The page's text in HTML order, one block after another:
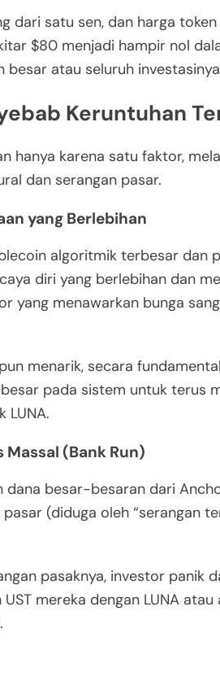
dari satu sen, dan harga token
$80 menjadi hampir nol
besar atau seluruh
Keruntuhan
hanya karena satu faktor,
dan serangan pasar.
yang Berlebihan
algoritmik terbesar dan
diri yang berlebihan dan
yang menawarkan bunga
menarik, secara
pada sistem untuk terus
LUNA.
(Bank Run)
dana besar-besaran dari
(diduga oleh “serangan
pasaknya, investor
mereka dengan LUNA